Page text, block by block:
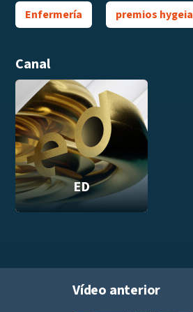
Enfermería premios hygeia
Canal
ED
Vídeo anterior